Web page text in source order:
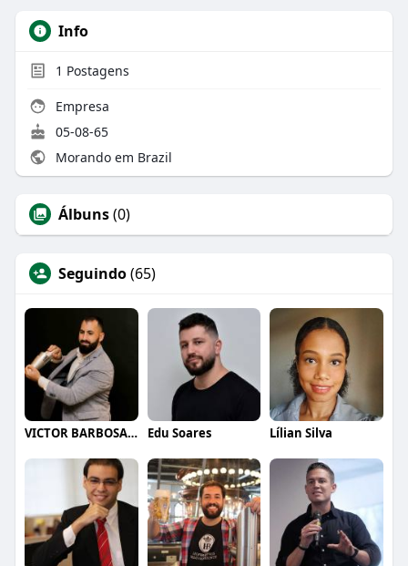
Info
1 Postagens
Empresa
05-08-65
Morando em Brazil
Álbuns(0)
Seguindo(65)
VICTOR BARBOSA QUARANTA Edu Soares Lílian Silva